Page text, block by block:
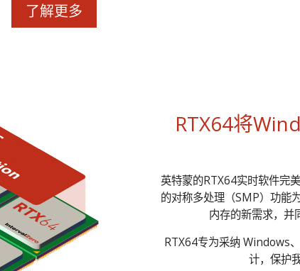
了解更多
RTX64将
英特蒙的RTX64实时软件完
的对称多处理（SMP）功能
内存的新需求，并
RTX64专为采纳 Windows
计，保护